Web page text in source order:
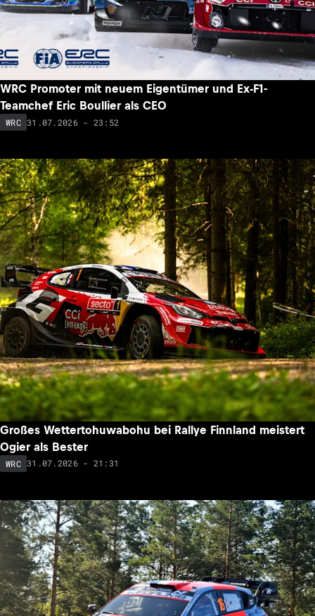
WRC Promoter mit neuem Eigentümer und Ex-F1-
Teamchef Eric Boullier als CEO
WRC 31.07.2026 - 23:52
Großes Wettertohuwabohu bei Rallye Finnland meistert
Ogier als Bester
WRC 31.07.2026 - 21:31